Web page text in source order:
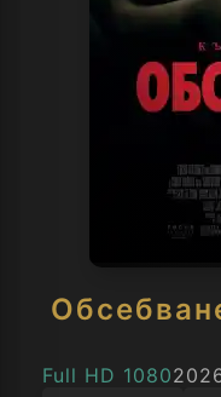
Full HD 1080